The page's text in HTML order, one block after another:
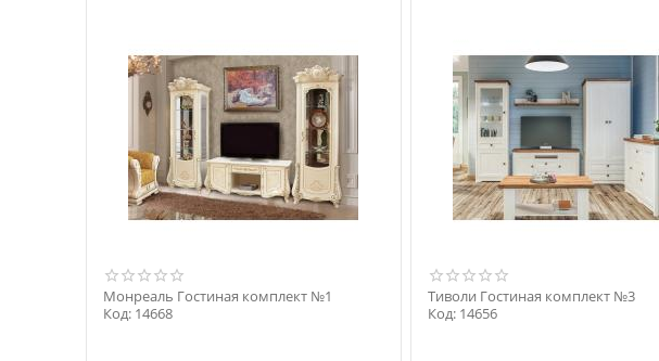
Монреаль Гостиная комплект №1
Код: 14668
Тиволи Гостиная комплект №3
Код: 14656